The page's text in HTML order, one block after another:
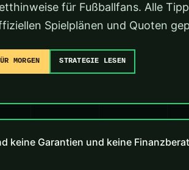
für Fußballfans. Alle
Spielplänen und Quoten
MORGEN STRATEGIE LESEN
keine Garantien und keine